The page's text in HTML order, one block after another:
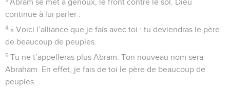
Abram se met à genoux, le front contre le sol. Dieu
continue à lui parler :
4 « Voici l’alliance que je fais avec toi : tu deviendras le père
de beaucoup de peuples.
5 Tu ne t’appelleras plus Abram. Ton nouveau nom sera
Abraham. En effet, je fais de toi le père de beaucoup de
peuples.